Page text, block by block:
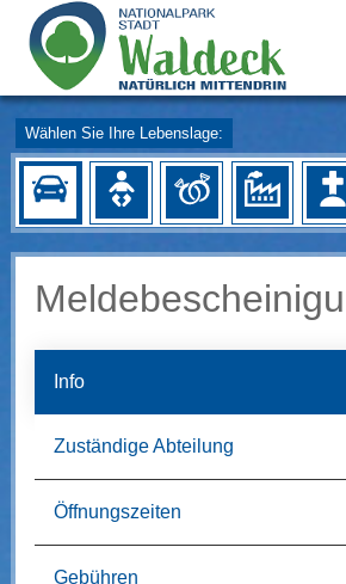
Wählen Sie Ihre Lebenslage:
Info
Zuständige Abteilung
Öffnungszeiten
Gebühren